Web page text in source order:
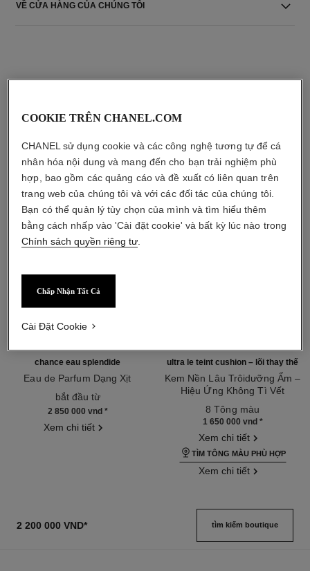
VỀ CỬA HÀNG CỦA CHÚNG TÔI
chance eau splendide
Eau de Parfum Dạng Xịt
Tham chiếu 136220
bắt đầu từ
2 850 000 vnd *
Xem chi tiết
ultra le teint cushion – lõi thay thế
Kem Nền Lâu Trôidưỡng Ẩm –
Hiệu Ứng Không Tì Vết
8 Tông màu
1 650 000 vnd *
Xem chi tiết
TÌM TÔNG MÀU PHÙ HỢP
Xem chi tiết
2 200 000 VND* tìm kiếm boutique
COOKIE TRÊN CHANEL.COM
CHANEL sử dụng cookie và các công nghệ tương tự để cá
nhân hóa nội dung và mang đến cho bạn trải nghiệm phù
hợp, bao gồm các quảng cáo và đề xuất có liên quan trên
trang web của chúng tôi và với các đối tác của chúng tôi.
Bạn có thể quản lý tùy chọn của mình và tìm hiểu thêm
bằng cách nhấp vào 'Cài đặt cookie' và bất kỳ lúc nào trong
Chính sách quyền riêng tư
Chấp Nhận Tất Cả
Cài Đặt Cookie